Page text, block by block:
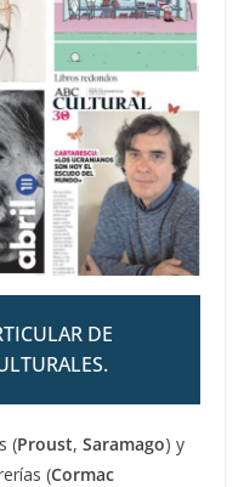
DE
(Proust, Saramago) y
(Cormac